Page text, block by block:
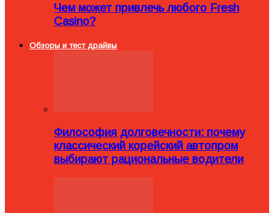
Чем может привлечь любого Fresh
Casino?
Обзоры и тест драйвы
Философия долговечности: почему
классический корейский автопром
выбирают рациональные водители